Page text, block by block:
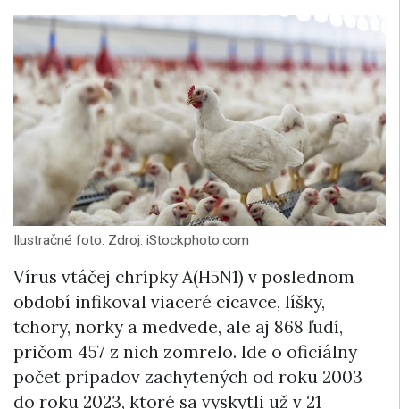
Ilustračné foto. Zdroj: iStockphoto.com
Vírus vtáčej chrípky A(H5N1) v poslednom
období infikoval viaceré cicavce, líšky,
tchory, norky a medvede, ale aj 868 ľudí,
pričom 457 z nich zomrelo. Ide o oficiálny
počet prípadov zachytených od roku 2003
do roku 2023, ktoré sa vyskytli už v 21